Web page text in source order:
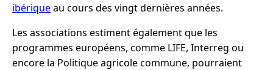
ibériqueau cours des vingt dernières années.
Les associations estiment également que les
programmes européens, comme LIFE, Interreg ou
encore la Politique agricole commune, pourraient